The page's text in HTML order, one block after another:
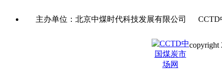
主办单位：北京中煤时代科技发展有限公司
copyright